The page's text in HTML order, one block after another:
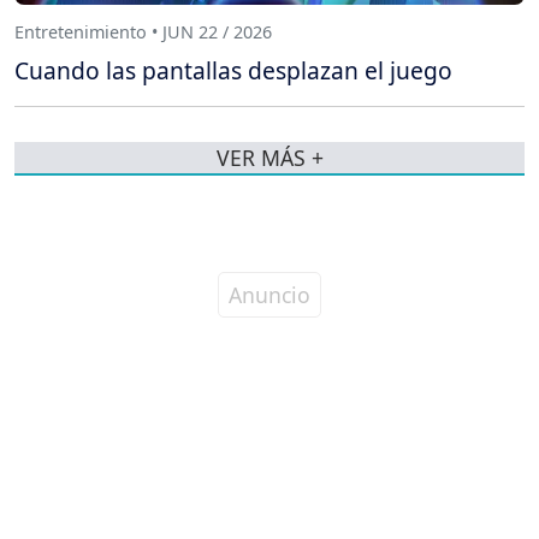
Entretenimiento • JUN 22 / 2026
Cuando las pantallas desplazan el juego
VER MÁS +